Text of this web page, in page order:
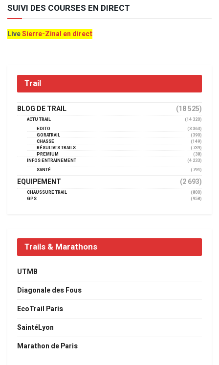
SUIVI DES COURSES EN DIRECT
LiveSierre-Zinal en direct
Trail
BLOG DE TRAIL (18 525)
ACTU TRAIL
(14 320)
EDITO
(3 363)
GORATRAIL
(390)
CHASSE
(149)
RÉSULTATS TRAILS
(739)
PREMIUM
(38)
INFOS ENTRAINEMENT
(4 233)
SANTÉ
(794)
EQUIPEMENT (2 693)
CHAUSSURE TRAIL
(800)
GPS
(958)
Trails & Marathons
UTMB
Diagonale des Fous
EcoTrail Paris
SaintéLyon
Marathon de Paris